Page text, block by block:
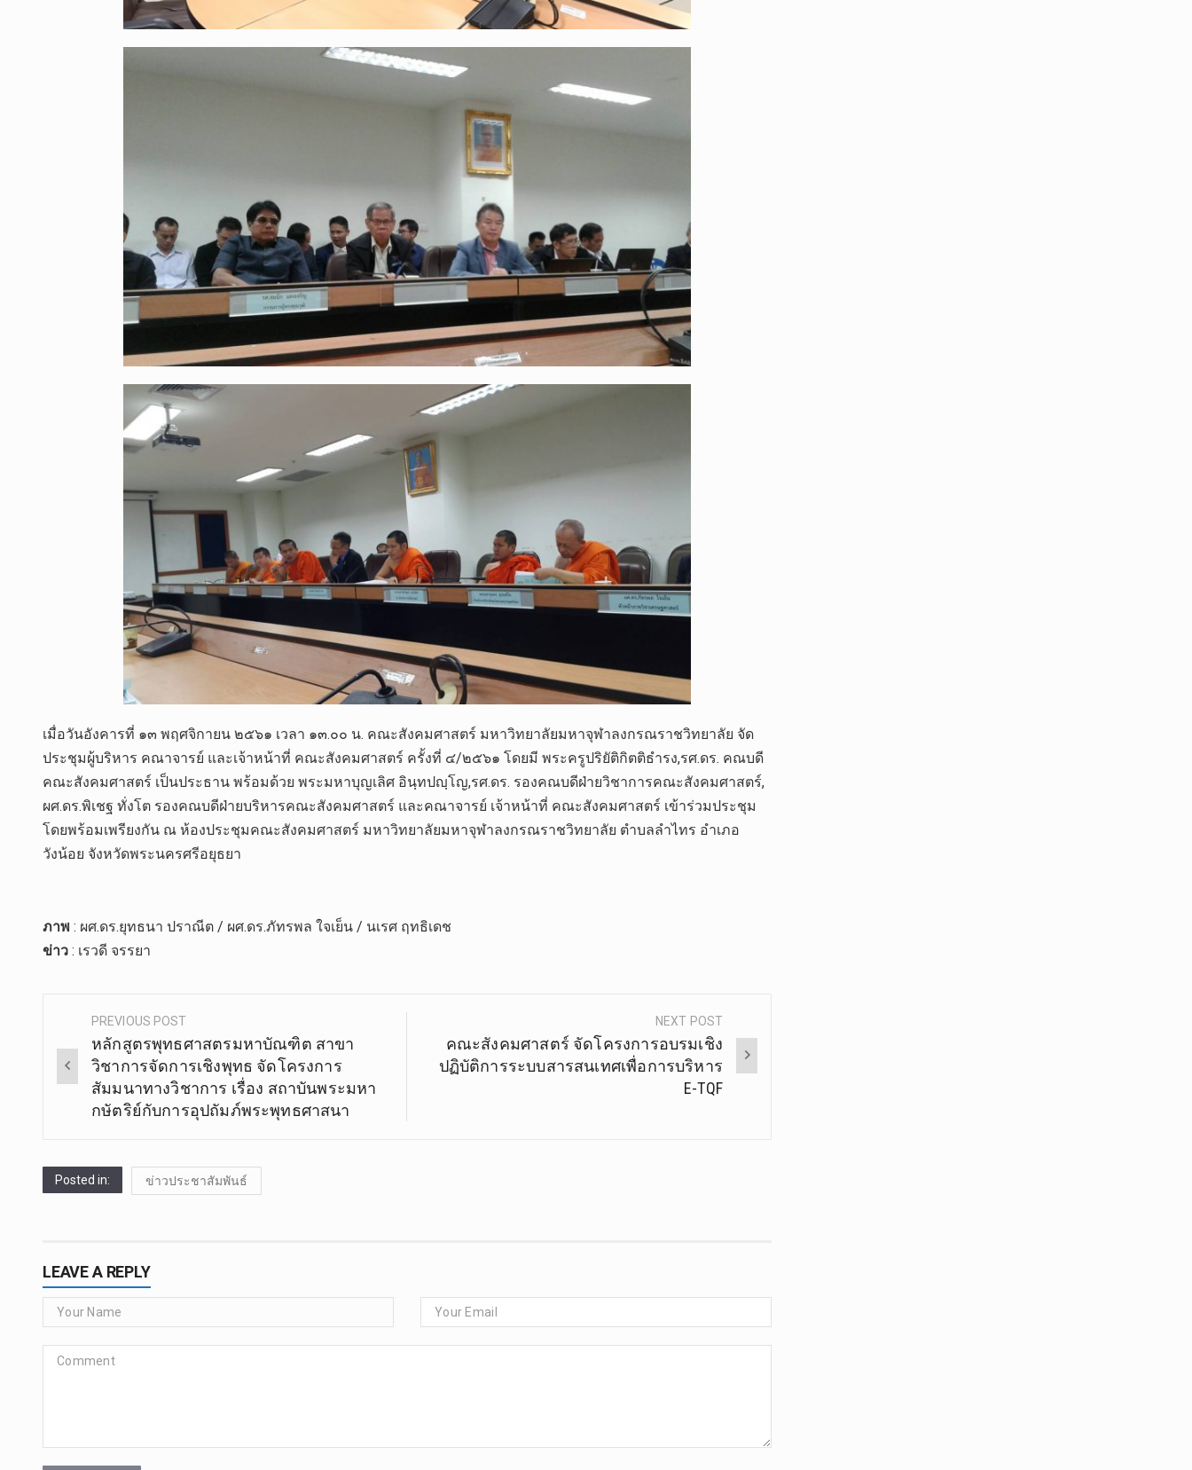
เมื่อวันอังคารที่ ๑๓ พฤศจิกายน ๒๕๖๑ เวลา ๑๓.๐๐ น. คณะสังคมศาสตร์ มหาวิทยาลัยมหาจุฬาลงกรณราชวิทยาลัย จัด
ประชุมผู้บริหาร คณาจารย์ และเจ้าหน้าที่ คณะสังคมศาสตร์ ครั้งที่ ๔/๒๕๖๑ โดยมี พระครูปริยัติกิตติธำรง,รศ.ดร. คณบดี
คณะสังคมศาสตร์ เป็นประธาน พร้อมด้วย พระมหาบุญเลิศ อินฺทปญฺโญ,รศ.ดร. รองคณบดีฝ่ายวิชาการคณะสังคมศาสตร์,
ผศ.ดร.พิเชฐ ทั่งโต รองคณบดีฝ่ายบริหารคณะสังคมศาสตร์ และคณาจารย์ เจ้าหน้าที่ คณะสังคมศาสตร์ เข้าร่วมประชุม
โดยพร้อมเพรียงกัน ณ ห้องประชุมคณะสังคมศาสตร์ มหาวิทยาลัยมหาจุฬาลงกรณราชวิทยาลัย ตำบลลำไทร อำเภอ
วังน้อย จังหวัดพระนครศรีอยุธยา
ภาพ : ผศ.ดร.ยุทธนา ปราณีต / ผศ.ดร.ภัทรพล ใจเย็น / นเรศ ฤทธิเดช
ข่าว : เรวดี จรรยา
Post
navigation
PREVIOUS POST
หลักสูตรพุทธศาสตรมหาบัณฑิต สาขา
วิชาการจัดการเชิงพุทธ จัดโครงการ
สัมมนาทางวิชาการ เรื่อง สถาบันพระมหา
กษัตริย์กับการอุปถัมภ์พระพุทธศาสนา
NEXT POST
คณะสังคมศาสตร์ จัดโครงการอบรมเชิง
ปฏิบัติการระบบสารสนเทศเพื่อการบริหาร
E-TQF
Posted in: ข่าวประชาสัมพันธ์
LEAVE A REPLY